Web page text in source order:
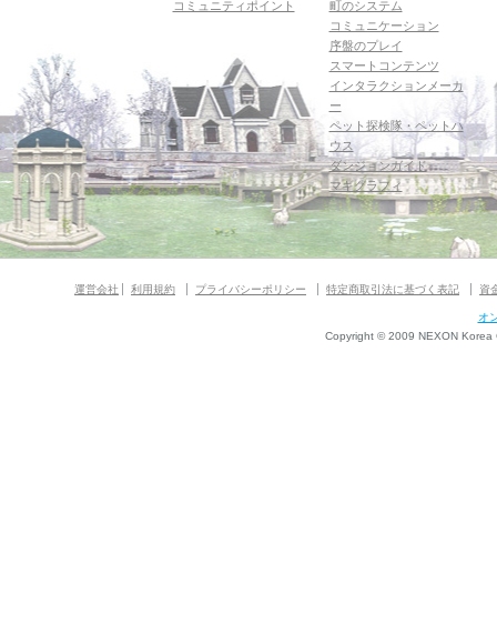
コミュニティポイント
町のシステム
コミュニケーション
序盤のプレイ
スマートコンテンツ
インタラクションメーカ
ー
ペット探検隊・ペットハ
ウス
ダンジョンガイド
マギグラフィ
運営会社 利用規約 プライバシーポリシー 特定商取引法に基づく表記 資
オ
Copyright © 2009 NEXON Korea